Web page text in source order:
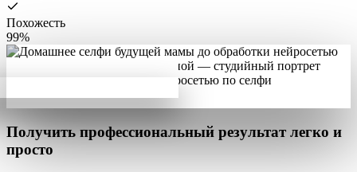
Похожесть
99%
Получить профессиональный результат легко и
просто